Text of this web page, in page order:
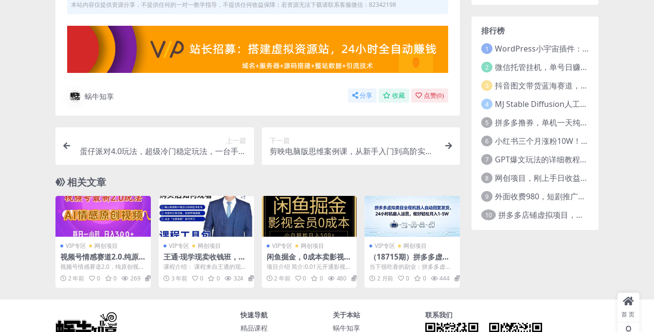
本站内容仅提供资源分享，不提供任何的一对一教学指导，不提供任何收益保障；若资源无法下载请联系客服微信：82342198
蜗牛知享 分享 收藏 点赞(0)
上一篇
蛋仔派对4.0玩法，超级冷门稳定玩法，一台手机
下一篇
剪映电脑版思维案例课，从新手入门到高阶实
相关文章
VIP专区 网创项目
视频号情感赛道2.0.纯原
创视频，每天1小时，小白
易上手，保姆级教学
视频号情感赛道2.0，纯原创视
频，每天1-2小时，保底月入过
W，适合宝妈、上班族...
2 年前 0 0 269 19.9
VIP专区 网创项目
王通·现学现卖收钱班，学
会快速识别不同客户，不
浪费时间
课程介绍： 课程来自王通的现学
现卖收钱班，价值299元。学会
快速识别不同客户，不...
3 年前 0 0 324 19.9
VIP专区 网创项目
闲鱼掘金，0成本卖影视会
员，轻松日入500+
项目介绍 简介:0.01元开通影视会
员官方开通20元一个月的我们卖
9.9块，成本...
2 年前 0 0 480 22.9
VIP专区 网创项目
（18715期）拼多多虚拟
类目全程机器人自动回复
发货，24 小时机器人运
营，做好轻松月入 1-5W
当下很吃香的副业：拼多多虚拟
资源开店，经营范围包含各类教
学课程、设计素材、干货文...
2 月前 0 0 444
排行榜
1 WordPress小宇宙插件：为站长量身打造的网站性能与SEO优化插件
2 微信托管挂机，单号日赚50-80，项目操作简单（附无限注册实名微信号教程）
3 抖音图文带货蓝海赛道，每天只花2小时，小白轻松过万
4 MJ Stable Diffusion人工智能绘画与设计-第6期AIGC课程（35节）
5 拼多多撸券，单机一天纯利润480，下半年收益更高，不限设备，不限IP。
6 小红书三个月涨粉10W！AI英语视频0成本制作，每天轻松日入2000+
7 GPT爆文玩法的详细教程，今日头条原创文章玩法实操讲解，简单操作月入5000
8 网创项目，刚上手日收益300-500左右，熟悉后日收益1500-3000
9 外面收费980，短剧推广最新搬运玩法，几分钟一个作品，日入1000
10 拼多多店铺虚拟项目，教科书式操作玩法，轻松月入1000
快速导航
精品课程
关于本站
蜗牛知享
联系我们 首页